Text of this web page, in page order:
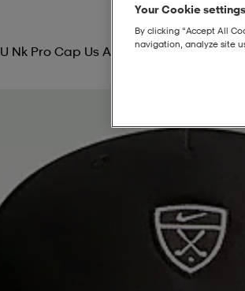
U Nk Pro Cap Us Ab Par 5 P
Your Cookie settings
By clicking “Accept All
navigation, analyze site